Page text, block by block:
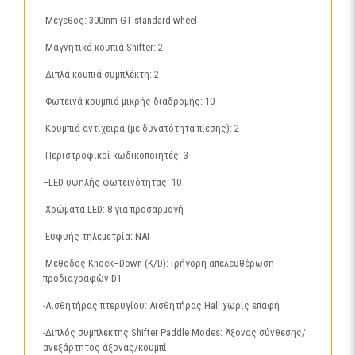
-Μέγεθος: 300mm GT standard wheel
-Μαγνητικά κουπιά Shifter: 2
-Διπλά κουπιά συμπλέκτη: 2
-Φωτεινά κουμπιά μικρής διαδρομής: 10
-Κουμπιά αντίχειρα (με δυνατότητα πίεσης): 2
-Περιστροφικοί κωδικοποιητές: 3
–LED υψηλής φωτεινότητας: 10
-Χρώματα LED: 8 για προσαρμογή
-Ευφυής τηλεμετρία: ΝΑΙ
-Μέθοδος Knock–Down (K/D): Γρήγορη απελευθέρωση
προδιαγραφών D1
-Αισθητήρας πτερυγίου: Αισθητήρας Hall χωρίς επαφή
-Διπλός συμπλέκτης Shifter Paddle Modes: Άξονας σύνθεσης/
ανεξάρτητος άξονας/κουμπί